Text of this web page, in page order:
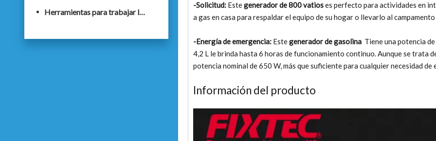
Herramientas para trabajar la madera
-Solicitud: Estegenerador de 800 vatioses perfecto para actividades en
a gas en casa para respaldar el equipo de su hogar o llevarlo al
-Energía de emergencia: Estegenerador de gasolina Tiene una potencia
4,2 L le brinda hasta 6 horas de funcionamiento continuo. Aunque se trata
potencia nominal de 650 W, más que suficiente para cualquier necesidad de
Información del producto